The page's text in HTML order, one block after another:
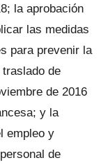
la aprobación
las medidas
para prevenir la
de
de 2016
y la
empleo y
de